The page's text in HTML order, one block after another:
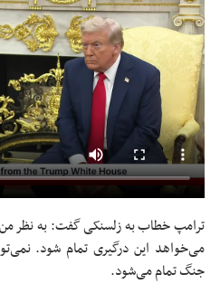
ترامپ خطاب بهزلسنکیگفت: به نظر من
می‌خواهد این درگیری تمام شود.
جنگ تمام می‌شود.